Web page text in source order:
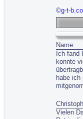
Navigation
g-t-b:
g-t-
Name:
Ich fand
konnte
habe ich
Vielen